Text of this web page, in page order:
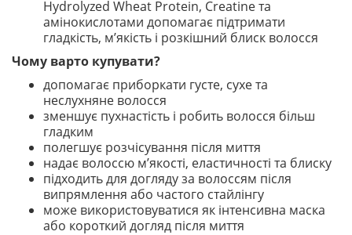
Hydrolyzed Wheat Protein, Creatine та
амінокислотами допомагає підтримати
гладкість, м’якість і розкішний блиск волосся
Чому варто купувати?
допомагає приборкати густе, сухе та
неслухняне волосся
зменшує пухнастість і робить волосся більш
гладким
полегшує розчісування після миття
надає волоссю м’якості, еластичності та блиску
підходить для догляду за волоссям після
випрямлення або частого стайлінгу
може використовуватися як інтенсивна маска
або короткий догляд після миття